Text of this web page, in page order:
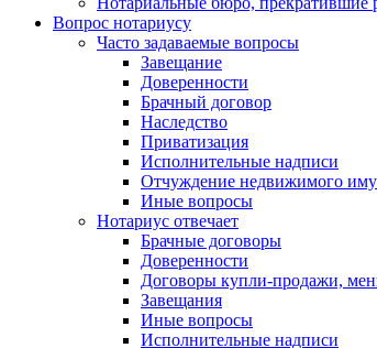
Вопрос нотариусу
Часто задаваемые вопросы
Завещание
Доверенности
Брачный договор
Наследство
Приватизация
Исполнительные надписи
Отчуждение недвижимого
Иные вопросы
Нотариус отвечает
Брачные договоры
Доверенности
Договоры купли-продажи,
Завещания
Иные вопросы
Исполнительные надписи